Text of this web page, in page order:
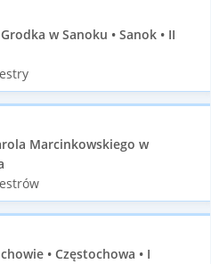
w Sanoku • Sanok • II
Marcinkowskiego w
• Częstochowa • I